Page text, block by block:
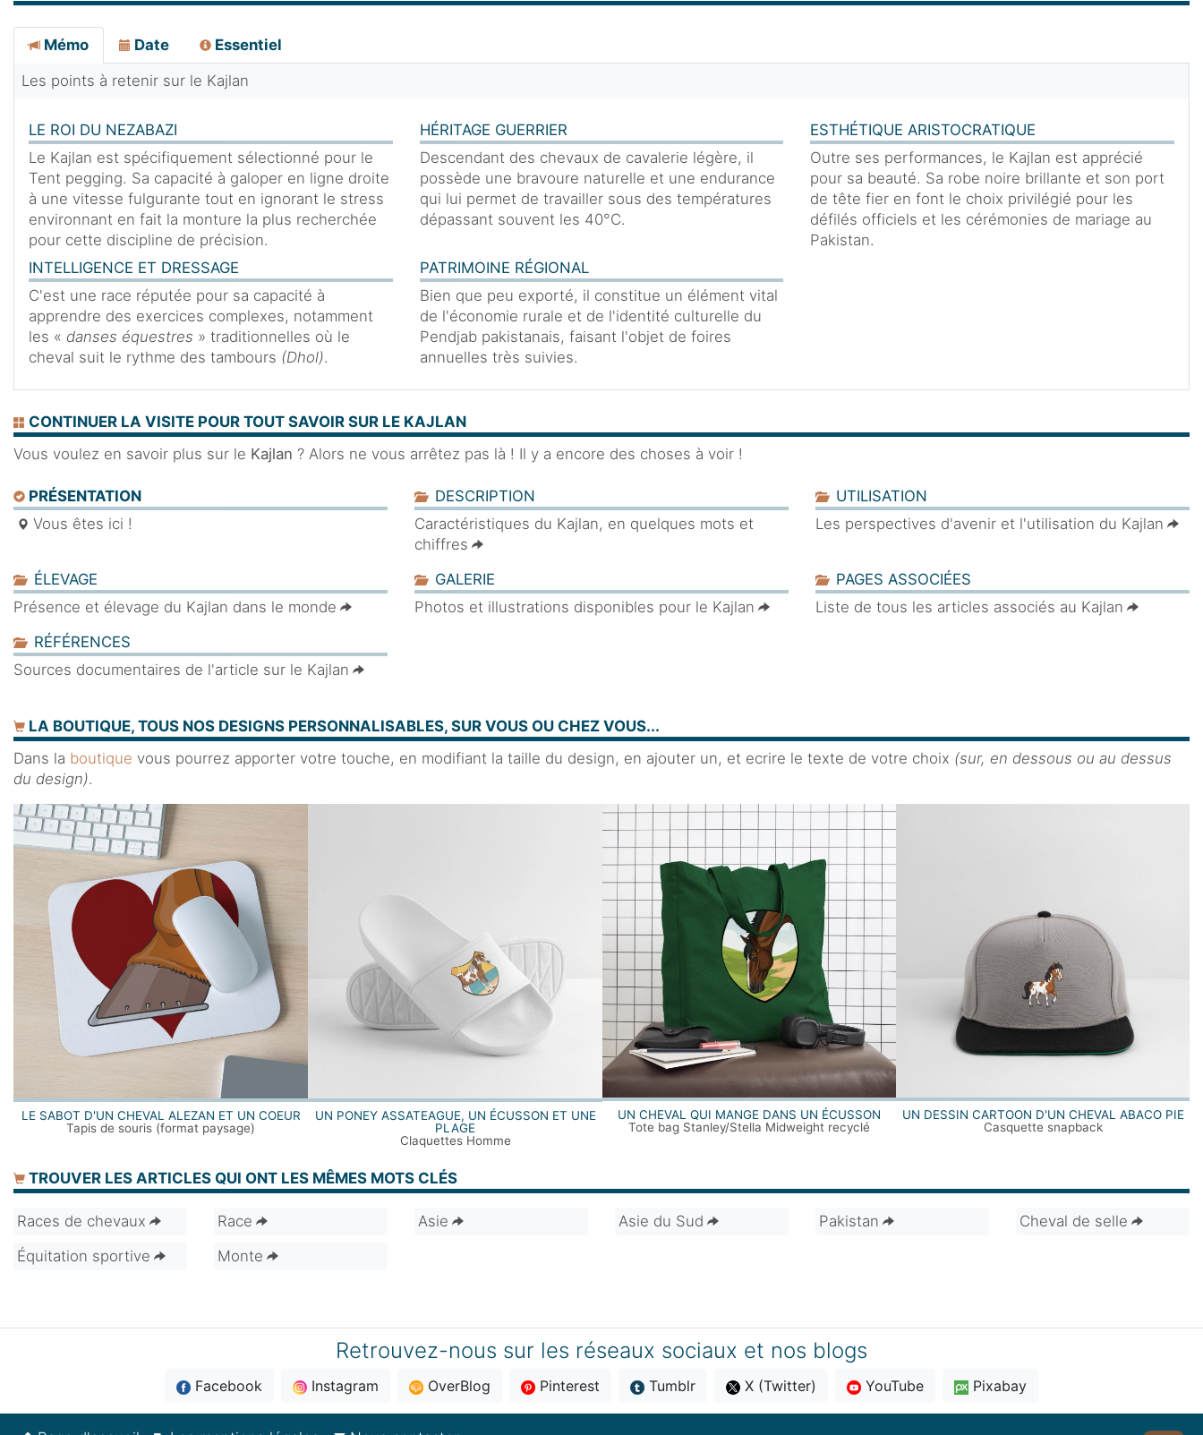
Mémo Date
Essentiel
Les points à retenir sur le Kajlan
LE ROI DU NEZABAZI
Le Kajlan est spécifiquement sélectionné pour le
Tent pegging. Sa capacité à galoper en ligne droite
à une vitesse fulgurante tout en ignorant le stress
environnant en fait la monture la plus recherchée
pour cette discipline de précision.
HÉRITAGE GUERRIER
Descendant des chevaux de cavalerie légère, il
possède une bravoure naturelle et une endurance
qui lui permet de travailler sous des températures
dépassant souvent les 40°C.
ESTHÉTIQUE ARISTOCRATIQUE
Outre ses performances, le Kajlan est apprécié
pour sa beauté. Sa robe noire brillante et son port
de tête fier en font le choix privilégié pour les
défilés officiels et les cérémonies de mariage au
Pakistan.
INTELLIGENCE ET DRESSAGE
C'est une race réputée pour sa capacité à
apprendre des exercices complexes, notamment
les « danses équestres » traditionnelles où le
cheval suit le rythme des tambours (Dhol).
PATRIMOINE RÉGIONAL
Bien que peu exporté, il constitue un élément vital
de l'économie rurale et de l'identité culturelle du
Pendjab pakistanais, faisant l'objet de foires
annuelles très suivies.
CONTINUER LA VISITE POUR TOUT SAVOIR SUR LE KAJLAN
Vous voulez en savoir plus sur le Kajlan ? Alors ne vous arrêtez pas là ! Il y a encore des choses à voir !
PRÉSENTATION
Vous êtes ici !
DESCRIPTION
Caractéristiques du Kajlan, en quelques mots et
chiffres
UTILISATION
Les perspectives d'avenir et l'utilisation du Kajlan
ÉLEVAGE
Présence et élevage du Kajlan dans le monde
GALERIE
Photos et illustrations disponibles pour le Kajlan
PAGES ASSOCIÉES
Liste de tous les articles associés au Kajlan
RÉFÉRENCES
Sources documentaires de l'article sur le Kajlan
LA BOUTIQUE, TOUS NOS DESIGNS PERSONNALISABLES, SUR VOUS OU CHEZ VOUS...
Dans la boutique vous pourrez apporter votre touche, en modifiant la taille du design, en ajouter un, et ecrire le texte de votre choix (sur, en dessous ou au dessus
du design).
LE SABOT D'UN CHEVAL ALEZAN ET UN COEUR
Tapis de souris (format paysage)
UN PONEY ASSATEAGUE, UN ÉCUSSON ET UNE
PLAGE
Claquettes Homme
UN CHEVAL QUI MANGE DANS UN ÉCUSSON
Tote bag Stanley/Stella Midweight recyclé
UN DESSIN CARTOON D'UN CHEVAL ABACO PIE
Casquette snapback
TROUVER LES ARTICLES QUI ONT LES MÊMES MOTS CLÉS
Races de chevaux Race Asie Asie du Sud Pakistan
Cheval de selle
Équitation sportive
Monte
Retrouvez-nous sur les réseaux sociaux et nos blogs
Facebook Instagram OverBlog Pinterest Tumblr X (Twitter) YouTube Pixabay